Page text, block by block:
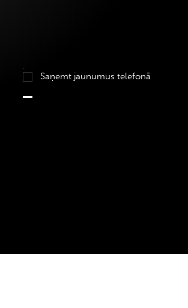
Saņemt jaunumus telefonā